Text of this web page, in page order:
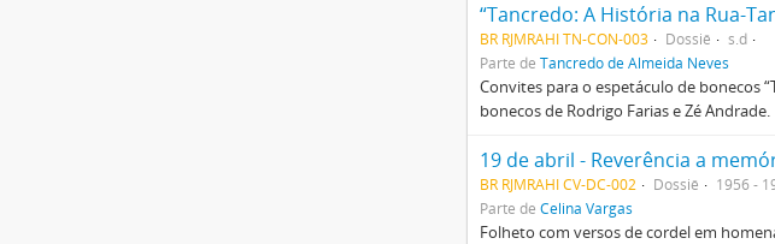
“Tancredo: A História na Rua-
BR RJMRAHI TN-CON-003 Dossiê
s.d
Parte de Tancredo de Almeida Neves
Convites para o espetáculo de bonecos
bonecos de Rodrigo Farias e Zé Andrade.
19 de abril - Reverência a
BR RJMRAHI CV-DC-002 Dossiê
1956 -
Parte de Celina Vargas
Folheto com versos de cordel em